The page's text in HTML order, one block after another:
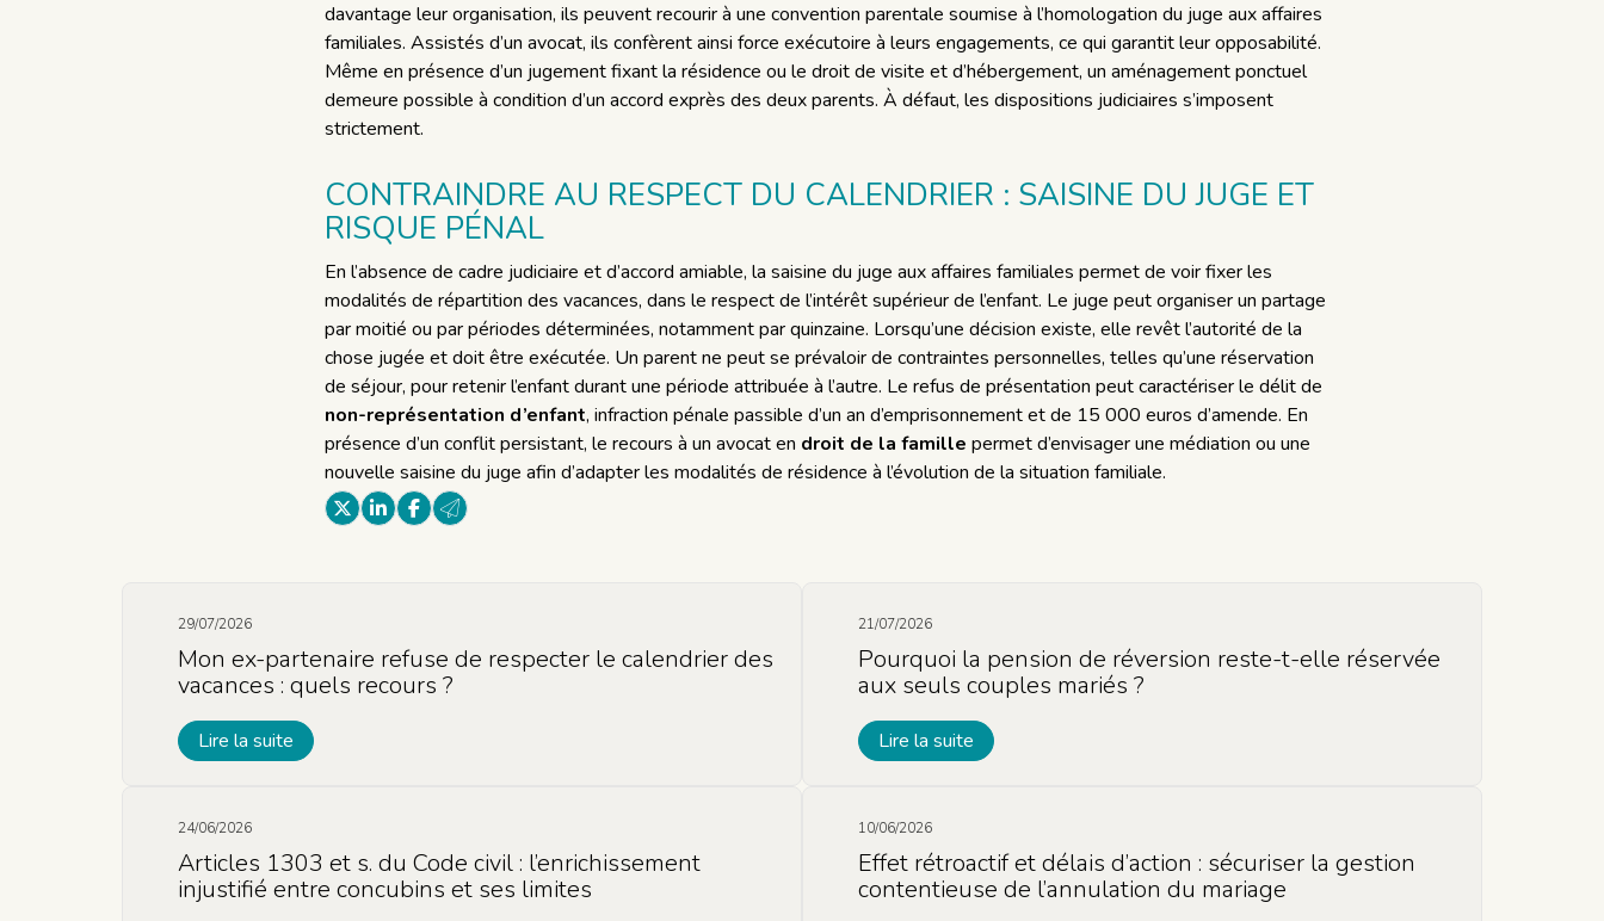
davantage leur organisation, ils peuvent recourir à une convention parentale soumise à l’homologation du juge aux affaires
familiales. Assistés d’un avocat, ils confèrent ainsi force exécutoire à leurs engagements, ce qui garantit leur opposabilité.
Même en présence d’un jugement fixant la résidence ou le droit de visite et d’hébergement, un aménagement ponctuel
demeure possible à condition d’un accord exprès des deux parents. À défaut, les dispositions judiciaires s’imposent
strictement.
CONTRAINDRE AU RESPECT DU CALENDRIER : SAISINE DU JUGE ET
RISQUE PÉNAL
En l’absence de cadre judiciaire et d’accord amiable, la saisine du juge aux affaires familiales permet de voir fixer les
modalités de répartition des vacances, dans le respect de l’intérêt supérieur de l’enfant. Le juge peut organiser un partage
par moitié ou par périodes déterminées, notamment par quinzaine. Lorsqu’une décision existe, elle revêt l’autorité de la
chose jugée et doit être exécutée. Un parent ne peut se prévaloir de contraintes personnelles, telles qu’une réservation
de séjour, pour retenir l’enfant durant une période attribuée à l’autre. Le refus de présentation peut caractériser le délit de
non-représentation d’enfant, infraction pénale passible d’un an d’emprisonnement et de 15 000 euros d’amende. En
présence d’un conflit persistant, le recours à un avocat en droit de la famille permet d’envisager une médiation ou une
nouvelle saisine du juge afin d’adapter les modalités de résidence à l’évolution de la situation familiale.
Mon ex-partenaire refuse de respecter le calendrier des
vacances : quels recours ?
29/07/2026
Lire la suite
Pourquoi la pension de réversion reste-t-elle réservée
aux seuls couples mariés ?
21/07/2026
Lire la suite
Articles 1303 et s. du Code civil : l’enrichissement
injustifié entre concubins et ses limites
24/06/2026
Effet rétroactif et délais d’action : sécuriser la gestion
contentieuse de l’annulation du mariage
10/06/2026